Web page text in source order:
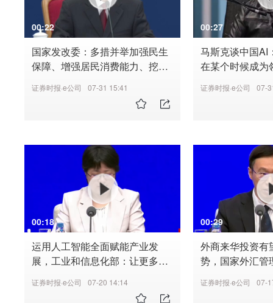
00:22
国家发改委：多措并举加强民生
保障、增强居民消费能力、挖掘
点
证券时报·e公司 07-31 15:41
00:27
马斯克谈中国AI
在某个时候成为
证券时报·e公司 07-
00:18
运用人工智能全面赋能产业发
展，工业和信息化部：让更多中
患者
证券时报·e公司 07-20 14:14
00:29
外商来华投资有
势，国家外汇管
流入规模同比增
证券时报·e公司 07-